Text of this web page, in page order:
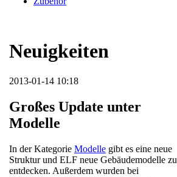
Neuigkeiten
2013-01-14 10:18
Großes Update unter
Modelle
In der Kategorie Modelle gibt es eine neue
Struktur und ELF neue Gebäudemodelle zu
entdecken. Außerdem wurden bei